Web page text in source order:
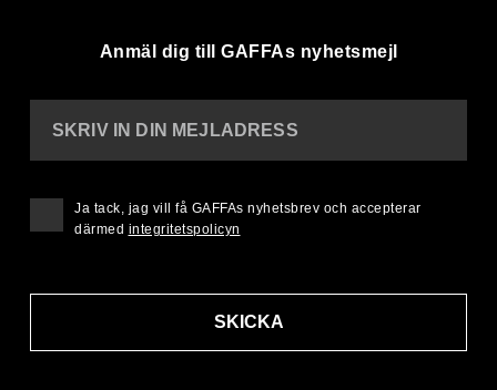
Anmäl dig till GAFFAs nyhetsmejl
SKRIV IN DIN MEJLADRESS
SKICKA
Ja tack, jag vill få GAFFAs nyhetsbrev och accepterar
därmed integritetspolicyn